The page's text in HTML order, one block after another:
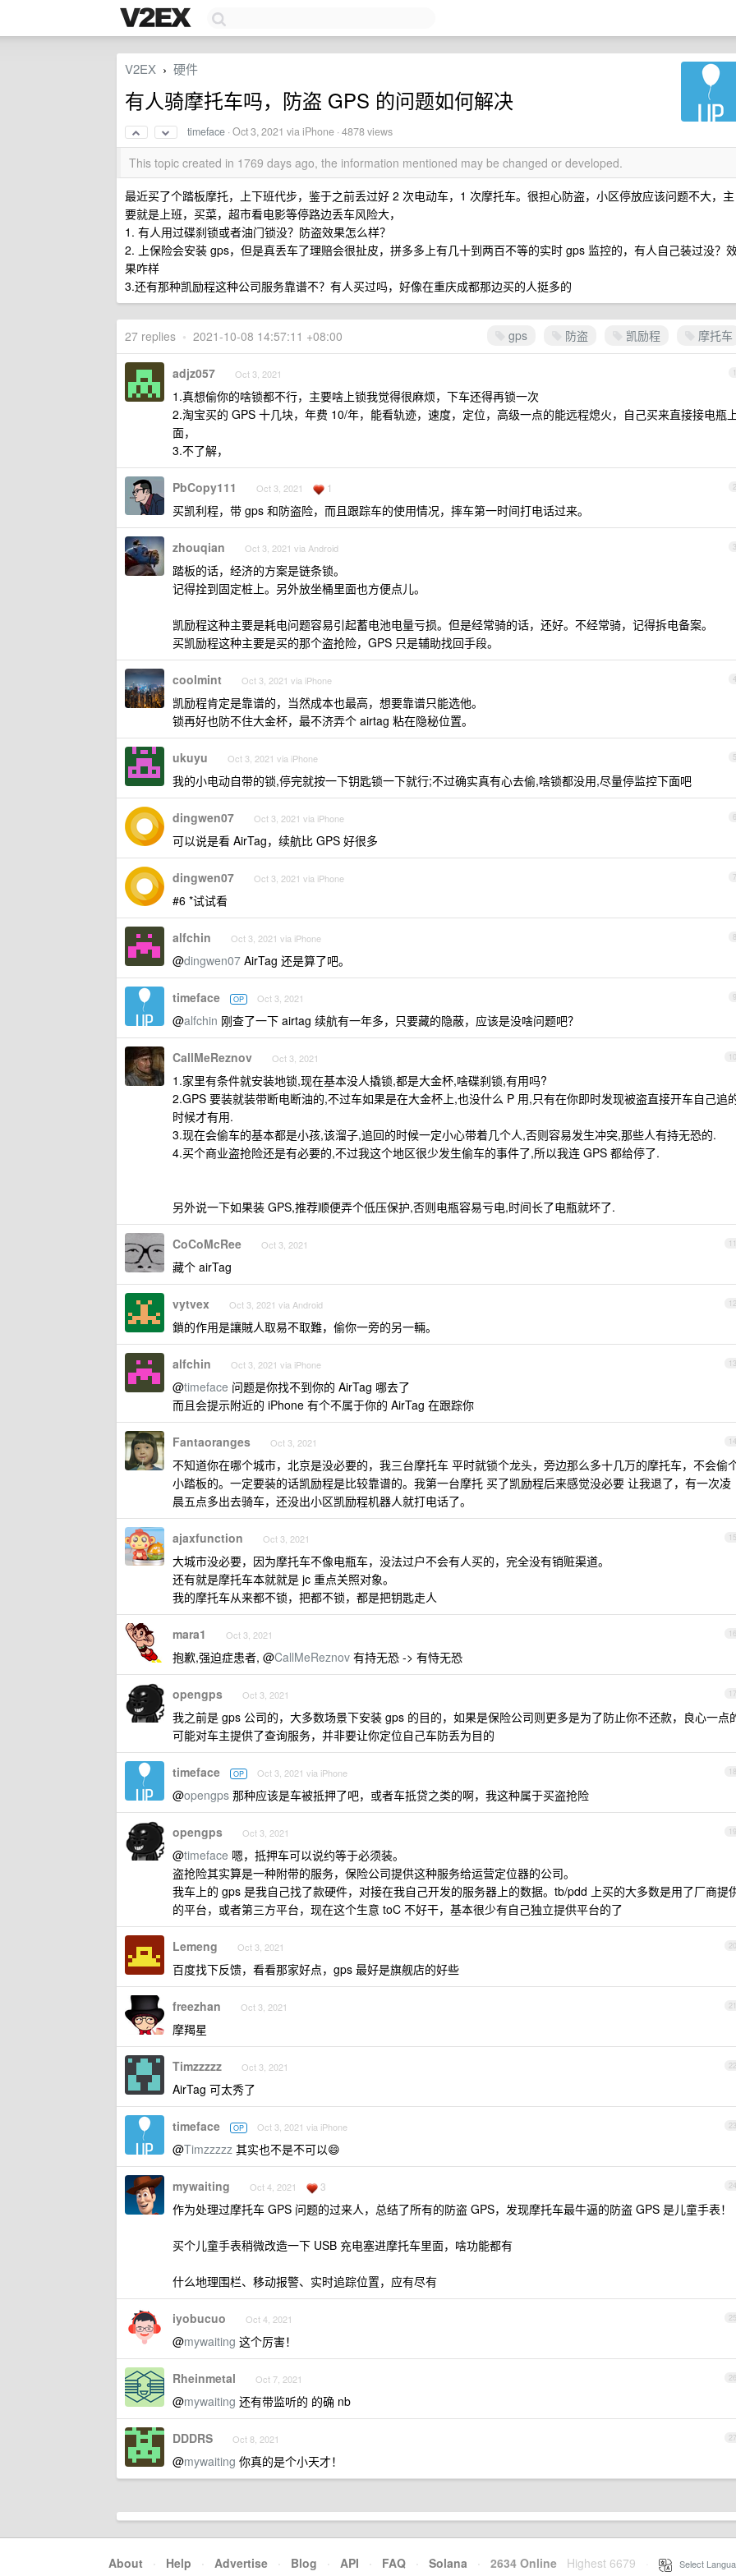
V2EX › 硬件
有人骑摩托车吗，防盗 GPS 的问题如何解决
timeface ·Oct 3, 2021 via iPhone · 4878 views
This topic created in 1769 days ago, the information mentioned may be changed or developed.
最近买了个踏板摩托，上下班代步，鉴于之前丢过好 2 次电动车，1 次摩托车。很担心防盗，小区停放应该问题不大，主
要就是上班，买菜，超市看电影等停路边丢车风险大，
1. 有人用过碟刹锁或者油门锁没？防盗效果怎么样？
2. 上保险会安装 gps，但是真丢车了理赔会很扯皮，拼多多上有几十到两百不等的实时 gps 监控的，有人自己装过没？
果咋样
3.还有那种凯励程这种公司服务靠谱不？有人买过吗，好像在重庆成都那边买的人挺多的
gps 防盗 凯励程 摩托车
27 replies • 2021-10-08 14:57:11 +08:00
1
adjz057 Oct 3, 2021
1.真想偷你的啥锁都不行，主要啥上锁我觉得很麻烦，下车还得再锁一次
2.淘宝买的 GPS 十几块，年费 10/年，能看轨迹，速度，定位，高级一点的能远程熄火，自己买来直接接电瓶
面，
3.不了解，
2
PbCopy111 Oct 3, 2021 1
买凯利程，带 gps 和防盗险，而且跟踪车的使用情况，摔车第一时间打电话过来。
3
zhouqian Oct 3, 2021 via Android
踏板的话，经济的方案是链条锁。
记得拴到固定桩上。另外放坐桶里面也方便点儿。
凯励程这种主要是耗电问题容易引起蓄电池电量亏损。但是经常骑的话，还好。不经常骑，记得拆电备案。
买凯励程这种主要是买的那个盗抢险，GPS 只是辅助找回手段。
4
coolmint Oct 3, 2021 via iPhone
凯励程肯定是靠谱的，当然成本也最高，想要靠谱只能选他。
锁再好也防不住大金杯，最不济弄个 airtag 粘在隐秘位置。
5
ukuyu Oct 3, 2021 via iPhone
我的小电动自带的锁,停完就按一下钥匙锁一下就行;不过确实真有心去偷,啥锁都没用,尽量停监控下面吧
6
dingwen07 Oct 3, 2021 via iPhone
可以说是看 AirTag，续航比 GPS 好很多
7
dingwen07 Oct 3, 2021 via iPhone
#6 *试试看
8
alfchin Oct 3, 2021 via iPhone
@dingwen07 AirTag 还是算了吧。
9
timeface OP Oct 3, 2021
@alfchin 刚查了一下 airtag 续航有一年多，只要藏的隐蔽，应该是没啥问题吧？
10
CallMeReznov Oct 3, 2021
1.家里有条件就安装地锁,现在基本没人撬锁,都是大金杯,啥碟刹锁,有用吗?
2.GPS 要装就装带断电断油的,不过车如果是在大金杯上,也没什么 P 用,只有在你即时发现被盗直接开车自己追
时候才有用.
3.现在会偷车的基本都是小孩,该溜子,追回的时候一定小心带着几个人,否则容易发生冲突,那些人有持无恐的.
4.买个商业盗抢险还是有必要的,不过我这个地区很少发生偷车的事件了,所以我连 GPS 都给停了.
另外说一下如果装 GPS,推荐顺便弄个低压保护,否则电瓶容易亏电,时间长了电瓶就坏了.
11
CoCoMcRee Oct 3, 2021
藏个 airTag
12
vytvex Oct 3, 2021 via Android
鎖的作用是讓賊人取易不取難，偷你一旁的另一輛。
13
alfchin Oct 3, 2021 via iPhone
@timeface 问题是你找不到你的 AirTag 哪去了
而且会提示附近的 iPhone 有个不属于你的 AirTag 在跟踪你
14
Fantaoranges Oct 3, 2021
不知道你在哪个城市，北京是没必要的，我三台摩托车 平时就锁个龙头，旁边那么多十几万的摩托车，不会偷
小踏板的。一定要装的话凯励程是比较靠谱的。我第一台摩托 买了凯励程后来感觉没必要 让我退了，有一次凌
晨五点多出去骑车，还没出小区凯励程机器人就打电话了。
15
ajaxfunction Oct 3, 2021
大城市没必要，因为摩托车不像电瓶车，没法过户不会有人买的，完全没有销赃渠道。
还有就是摩托车本就就是 jc 重点关照对象。
我的摩托车从来都不锁，把都不锁，都是把钥匙走人
16
mara1 Oct 3, 2021
抱歉,强迫症患者, @CallMeReznov 有持无恐 -> 有恃无恐
17
opengps Oct 3, 2021
我之前是 gps 公司的，大多数场景下安装 gps 的目的，如果是保险公司则更多是为了防止你不还款，良心一点
可能对车主提供了查询服务，并非要让你定位自己车防丢为目的
18
timeface OP Oct 3, 2021 via iPhone
@opengps 那种应该是车被抵押了吧，或者车抵贷之类的啊，我这种属于买盗抢险
19
opengps Oct 3, 2021
@timeface 嗯，抵押车可以说约等于必须装。
盗抢险其实算是一种附带的服务，保险公司提供这种服务给运营定位器的公司。
我车上的 gps 是我自己找了款硬件，对接在我自己开发的服务器上的数据。tb/pdd 上买的大多数是用了厂商提
的平台，或者第三方平台，现在这个生意 toC 不好干，基本很少有自己独立提供平台的了
20
Lemeng Oct 3, 2021
百度找下反馈，看看那家好点，gps 最好是旗舰店的好些
21
freezhan Oct 3, 2021
摩羯星
22
Timzzzzz Oct 3, 2021
AirTag 可太秀了
23
timeface OP Oct 3, 2021 via iPhone
@Timzzzzz 其实也不是不可以😄
24
mywaiting Oct 4, 2021 3
作为处理过摩托车 GPS 问题的过来人，总结了所有的防盗 GPS，发现摩托车最牛逼的防盗 GPS 是儿童手表！
买个儿童手表稍微改造一下 USB 充电塞进摩托车里面，啥功能都有
什么地理围栏、移动报警、实时追踪位置，应有尽有
25
iyobucuo Oct 4, 2021
@mywaiting 这个厉害！
26
Rheinmetal Oct 7, 2021
@mywaiting 还有带监听的 的确 nb
27
DDDRS Oct 8, 2021
@mywaiting 你真的是个小天才！
About · Help · Advertise · Blog · API · FAQ · Solana · 2634 Online Highest 6679 Select